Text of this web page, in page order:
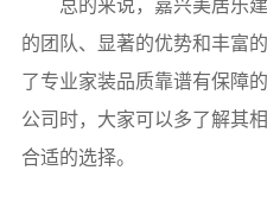
总的来说，嘉兴美居乐
的团队、显著的优势和丰富
了专业家装品质靠谱有保障
公司时，大家可以多了解其
合适的选择。